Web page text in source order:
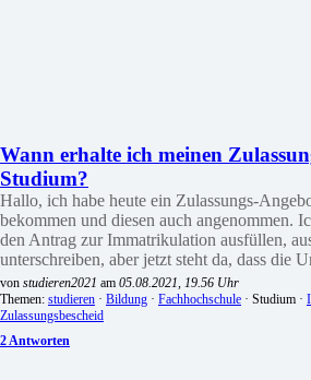
Wann erhalte ich meinen
Studium?
Hallo, ich habe heute ein Zulassungs-
bekommen und diesen auch angenommen.
den Antrag zur Immatrikulation ausfüllen,
unterschreiben, aber jetzt steht da, dass die
von studieren2021 am 05.08.2021, 19.56 Uhr
Themen: studieren · Bildung · Fachhochschule · Studium ·
Zulassungsbescheid
2 Antworten